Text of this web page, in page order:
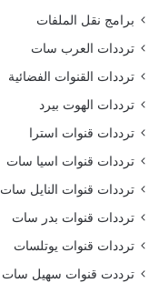
برامج نقل الملفات
ترددات العرب سات
ترددات القنوات الفضائية
ترددات الهوت بيرد
ترددات قنوات استرا
ترددات قنوات اسيا سات
ترددات قنوات النايل سات
ترددات قنوات بدر سات
ترددات قنوات يوتلسات
ترددت قنوات سهيل سات